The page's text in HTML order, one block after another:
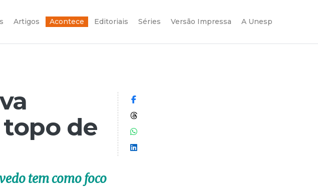
Artigos Acontece Editoriais Séries Versão Impressa A Unesp
de
tem como foco
Compartilhar no Facebook
Compartilhar no Threads
Compartilhar no WhatsApp
Compartilhar no LinkedIn